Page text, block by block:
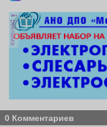
реклама
0 Комментариев